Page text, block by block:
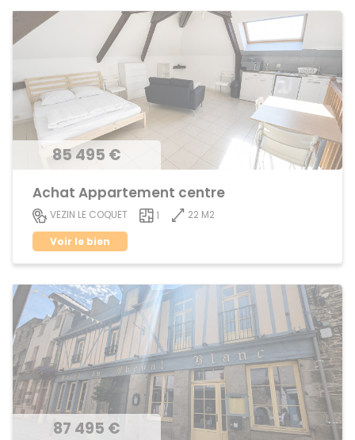
85 495 €
Achat Appartement centre
VEZIN LE COQUET 1
22 M2
Voir le bien
87 495 €